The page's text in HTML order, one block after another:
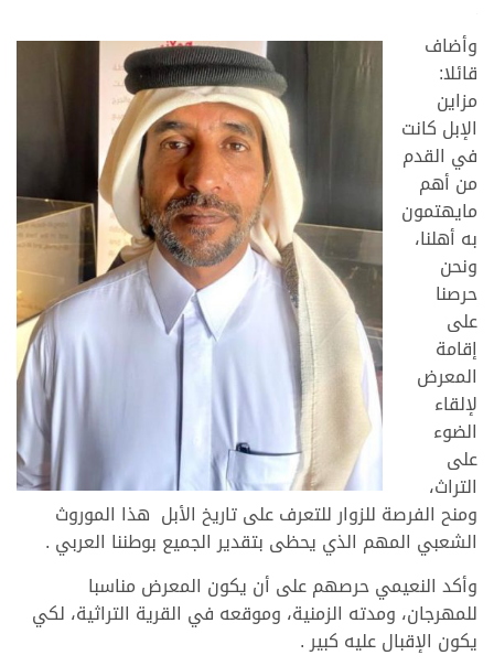
وأضاف
قائلا:
مزاين
الإبل كانت
في القدم
من أهم
مايهتمون
به أهلنا،
ونحن
حرصنا
على
إقامة
المعرض
لإلقاء
الضوء
على
التراث،
ومنح الفرصة للزوار للتعرف على تاريخ الأبل هذا الموروث
الشعبي المهم الذي يحظى بتقدير الجميع بوطننا العربي .
وأكد النعيمي حرصهم على أن يكون المعرض مناسبا
للمهرجان، ومدته الزمنية، وموقعه في القرية التراثية، لكي
يكون الإقبال عليه كبير .